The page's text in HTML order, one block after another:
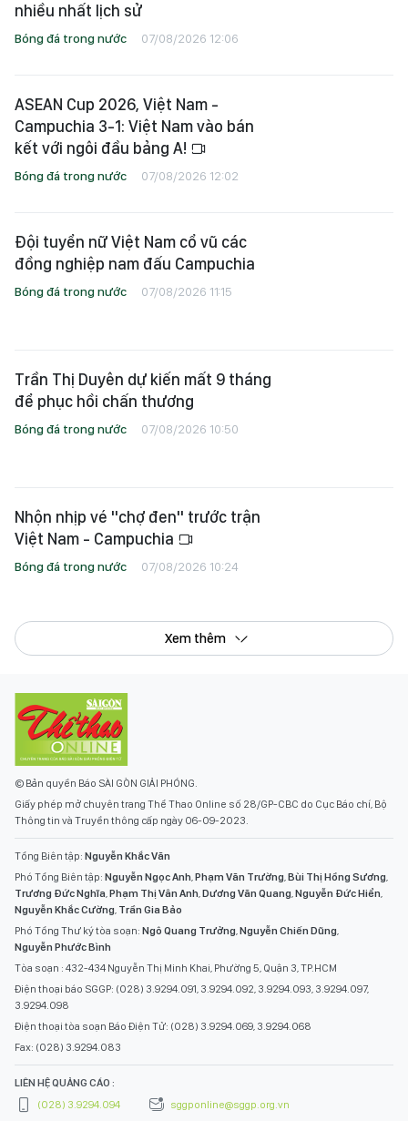
nhiều nhất lịch sử
Bóng đá trong nước 07/08/2026 12:06
ASEAN Cup 2026, Việt Nam -
Campuchia 3-1: Việt Nam vào bán
kết với ngôi đầu bảng A!
Bóng đá trong nước 07/08/2026 12:02
Đội tuyển nữ Việt Nam cổ vũ các
đồng nghiệp nam đấu Campuchia
Bóng đá trong nước 07/08/2026 11:15
Trần Thị Duyên dự kiến mất 9 tháng
để phục hồi chấn thương
Bóng đá trong nước 07/08/2026 10:50
Nhộn nhịp vé "chợ đen" trước trận
Việt Nam - Campuchia
Bóng đá trong nước 07/08/2026 10:24
Xem thêm
© Bản quyền Báo SÀI GÒN GIẢI PHÓNG.
Giấy phép mở chuyên trang Thể Thao Online số 28/GP-CBC do Cục Báo chí, Bộ
Thông tin và Truyền thông cấp ngày 06-09-2023.
Tổng Biên tập: Nguyễn Khắc Văn
Phó Tổng Biên tập: Nguyễn Ngọc Anh,Phạm Văn Trường,Bùi Thị Hồng Sương,
Trương Đức Nghĩa,Phạm Thị Vân Anh,Dương Văn Quang,Nguyễn Đức Hiển,
Nguyễn Khắc Cường, Trần Gia Bảo
Phó Tổng Thư ký tòa soạn: Ngô Quang Trưởng,Nguyễn Chiến Dũng,
Nguyễn Phước Bình
Tòa soạn : 432-434 Nguyễn Thị Minh Khai, Phường 5, Quận 3, TP.HCM
Điện thoại báo SGGP: (028) 3.9294.091, 3.9294.092, 3.9294.093, 3.9294.097,
3.9294.098
Điện thoại tòa soạn Báo Điện Tử: (028) 3.9294.069, 3.9294.068
Fax: (028) 3.9294.083
LIÊN HỆ QUẢNG CÁO :
(028) 3.9294.094
sggponline@sggp.org.vn